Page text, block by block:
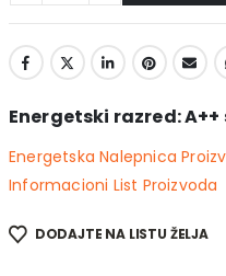
Energetski razred:
Energetska Nalepnica
Informacioni List Proizvoda
DODAJTE NA LISTU ŽELJA